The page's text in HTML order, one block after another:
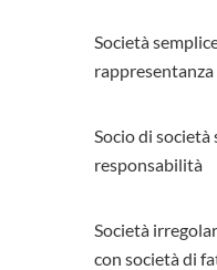
Società
rappresentanza
Socio di
responsabilità
Società
con società di